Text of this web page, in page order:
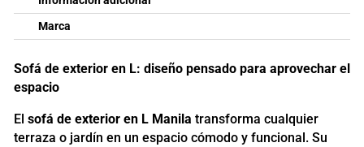
Marca
Sofá de exterior en L: diseño pensado para aprovechar el
espacio
El sofá de exterior en L Manila transforma cualquier
terraza o jardín en un espacio cómodo y funcional. Su